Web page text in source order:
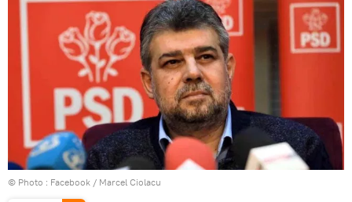
© Photo : Facebook / Marcel Ciolacu